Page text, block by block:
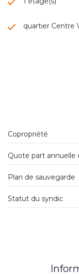
quartier Centre
Copropriété
Quote part annuelle
Plan de sauvegarde
Statut du syndic